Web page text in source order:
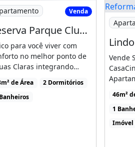
Norte
Reserva Parque Clube! Um
Venda
Reserva Parque Clube! Um Empreendimento Projetado para Impressionar!
para você viver com
no melhor ponto de
Claras integrando
modernidade [...]
de Área
2 Dormitórios
Vende
andar
46m²
1